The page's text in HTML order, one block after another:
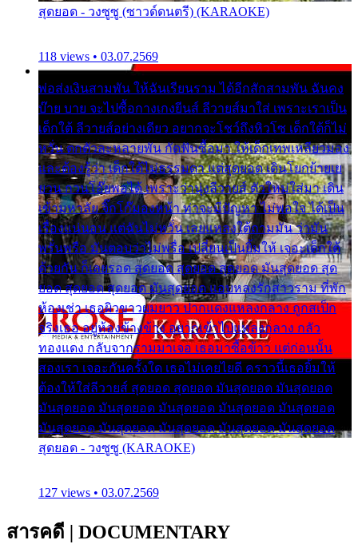
สุดยอด - วงซูซู (ซาวด์ดนตรี) (KARAOKE)
118 views • 03.07.2569
พ่อส่งเงินสามพัน ให้ฉันเรียนราม ได้อีกสักสามพัน ฉันคง
บ๊าย บาย จะไปซื้อกางเกงยีนส์ ลีวายส์มาใส่ เพราะเราเป็น
เด็กใต้ ลีวายส์อย่างเดียว อยากจะโชว์ถึงหิวโซ เด็กใต้ก็ไม่
หวั่น ตกตัวละหลายพัน กัดฟันซื้อมา ให้เด็กเทพเหลียวมอง
และต้องรู้ว่า เด็กใต้ไม่ธรรมดา แต่สุดยอด เดินโยกย้ายเย
ยวน กวนโอ๊ยพอได้ เพราะว่านุ่งลีวายส์ ตัวใหม่ใส่มา เดิน
เข้ามหาลัย จิ๊กโก๊มองหน้า ท่าจะมีปัญหา ไม่พอใจ ได้เป็น
เรื่องแน่นอน แต่ฉันไม่หวั่น เลยแหลงใต้ถามมัน ว่ามัน
พรั่นพรือ มันตอบว่าไม่พรื่อ เปลี่ยนเป็นยิ้มให้ เจอะเด็กใต้
ด้วยกัน ก็เลยรอด สุดยอด สุดยอด สุดยอด มันสุดยอด สุด
ยอด สุดยอด สุดยอด มันสุดยอด แอบหลงรักสาวราม ที่พัก
ห้องเช่า เธอผิวขาวผมยาว ปากแดงแหลงกลาง ถูกสเป็ก
จริงเธอ อยู่ห้องข้างข้าง อยากเข้าไปแหลงกลาง กลัว
ทองแดง กลับจากรามมาเจอ เธอมาซื้อข้าว แต่ก่อนนั้น
สองเรา เจอะกันครั้งใด เธอไม่เคยไยดี คราวนี้เธอยิ้มให้
ต้องให้ใส่ลีวายส์ สุดยอด สุดยอด มันสุดยอด มันสุดยอด
มันสุดยอด มันสุดยอด มันสุดยอด มันสุดยอด มันสุดยอด
มันสุดยอด มันสุดยอด มันสุดยอด มันสุดยอด มันสุดยอด
สุดยอด - วงซูซู (KARAOKE)
127 views • 03.07.2569
สารคดี | DOCUMENTARY